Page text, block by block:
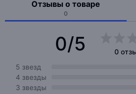
Отзывы о товаре
0
0/5
0
5 звезд
4 звезды
3 звезды